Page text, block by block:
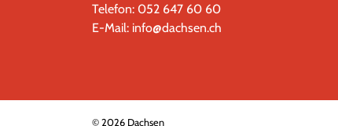
Telefon: 052 647 60 60
E-Mail: info@dachsen.ch
© 2026 Dachsen